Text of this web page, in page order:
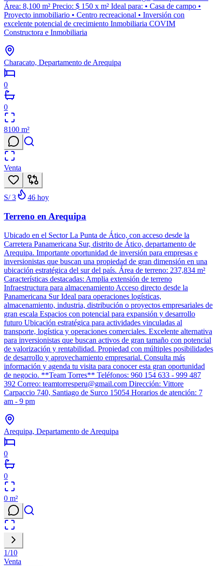
Área: 8,100 m² Precio: $ 150 x m² Ideal para: • Casa de campo •
Proyecto inmobiliario • Centro recreacional • Inversión con
excelente potencial de crecimiento Inmobiliaria COVIM
Constructora e Inmobiliaria
Characato, Departamento de Arequipa
0
0
8100 m²
Venta
S/ 3 46 hoy
Terreno en Arequipa
Ubicado en el Sector La Punta de Ático, con acceso desde la
Carretera Panamericana Sur, distrito de Ático, departamento de
Arequipa. Importante oportunidad de inversión para empresas e
inversionistas que buscan una propiedad de gran dimensión en una
ubicación estratégica del sur del país. Área de terreno: 237,834 m²
Características destacadas: Amplia extensión de terreno
Infraestructura para almacenamiento Acceso directo desde la
Panamericana Sur Ideal para operaciones logísticas,
almacenamiento, industria, distribución o proyectos empresariales de
gran escala Espacios con potencial para expansión y desarrollo
futuro Ubicación estratégica para actividades vinculadas al
transporte, logística y operaciones comerciales. Excelente alternativa
para inversionistas que buscan activos de gran tamaño con potencial
de valorización y rentabilidad. Propiedad con múltiples posibilidades
de desarrollo y aprovechamiento empresarial. Consulta más
información y agenda tu visita para conocer esta gran oportunidad
de negocio. **Team Torres** Teléfonos: 960 154 633 - 999 487
392 Correo: teamtorresperu@gmail.com Dirección: Vittore
Carpaccio 740, Santiago de Surco 15054 Horarios de atención: 7
am - 9 pm
Arequipa, Departamento de Arequipa
0
0
0 m²
1/10
Venta